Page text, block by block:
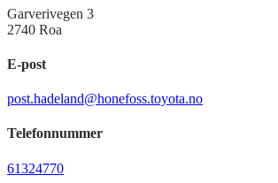
Garverivegen 3
2740 Roa
E-post
post.hadeland@honefoss.toyota.no
Telefonnummer
61324770